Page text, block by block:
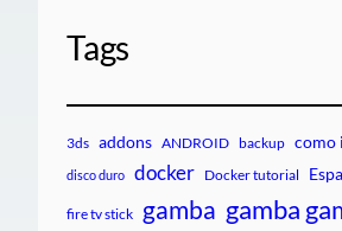
Tags
3ds addons ANDROID backup como
disco duro docker Docker tutorial
fire tv stick gamba gamba